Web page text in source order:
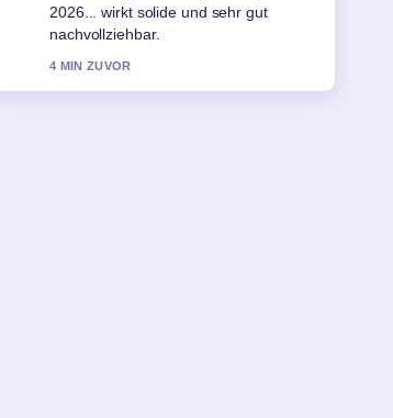
im.... Mehr Medien sollten so
schreiben.
6 MIN ZUVOR